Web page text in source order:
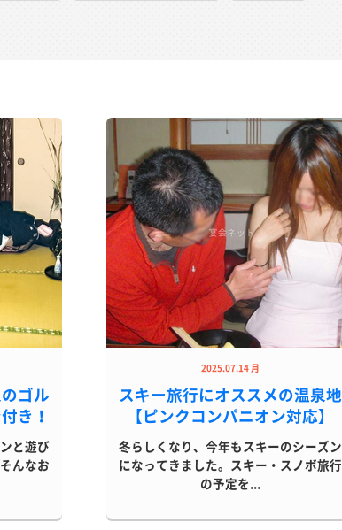
ゴル
き！
と遊び
んなお
2025.07.14 月
スキー旅行にオススメの温泉地
【ピンクコンパニオン対応】
冬らしくなり、今年もスキーのシーズン
になってきました。スキー・スノボ旅行
の予定を...